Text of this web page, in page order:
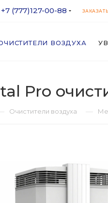
+7 (777)127-00-88
ВОЗДУХА
Pro
Очистители воздуха —